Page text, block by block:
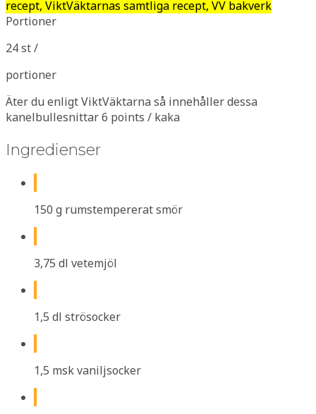
recept, ViktVäktarnas samtliga recept, VV bakverk
Portioner
24 st /
portioner
Äter du enligt ViktVäktarna så innehåller dessa
kanelbullesnittar 6 points / kaka
Ingredienser
150 g rumstempererat smör
3,75 dl vetemjöl
1,5 dl strösocker
1,5 msk vaniljsocker